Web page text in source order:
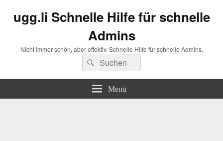
ugg.li Schnelle Hilfe für schnelle
Admins
Nicht immer schön, aber effektiv. Schnelle Hilfe für schnelle Admins.
Suchen
nach:
Suchen
Menü